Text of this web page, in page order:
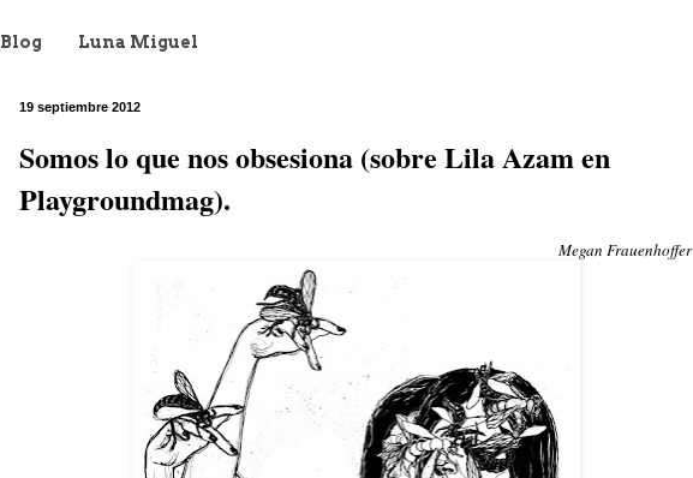
Blog Luna Miguel
19 septiembre 2012
Somos lo que nos obsesiona (sobre Lila Azam en
Playgroundmag).
Megan Frauenhoffer